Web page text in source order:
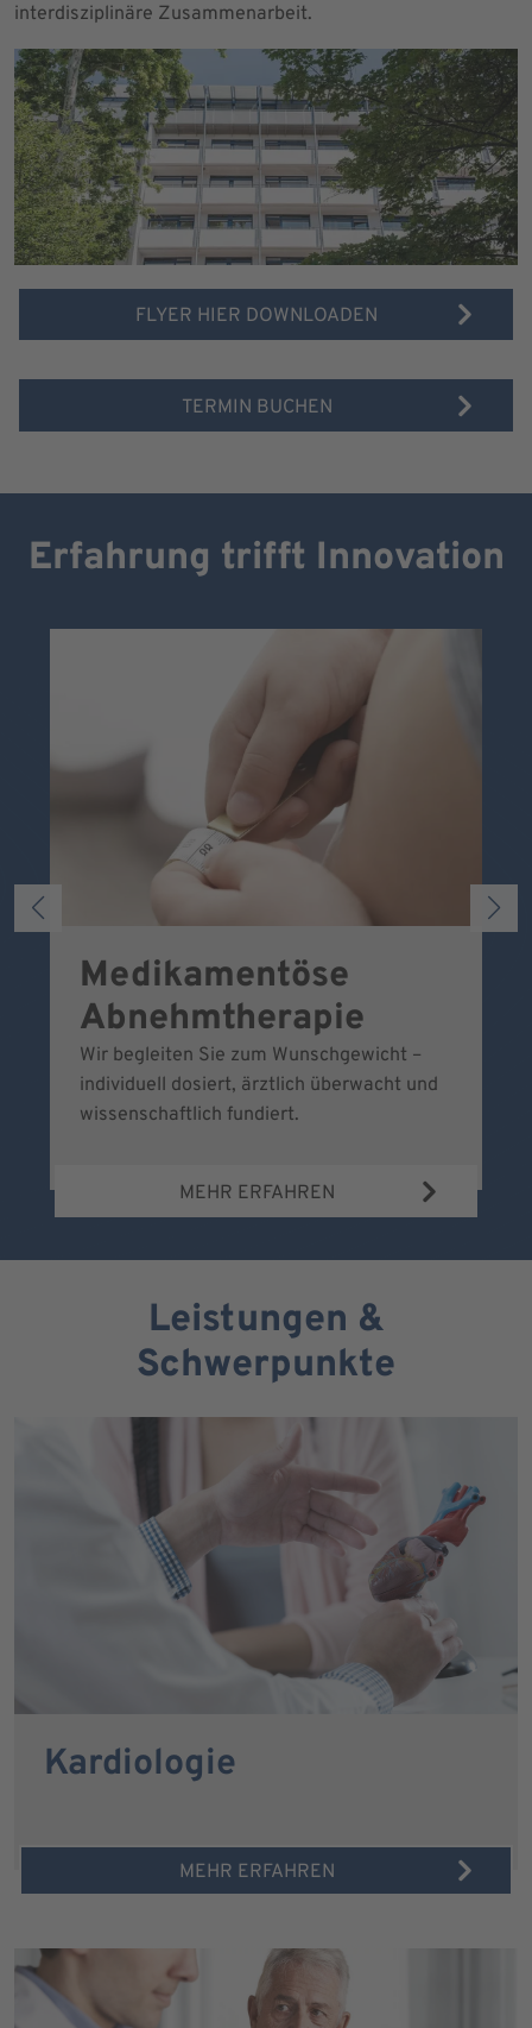
interdisziplinäre Zusammenarbeit.
FLYER HIER DOWNLOADEN
TERMIN BUCHEN
Erfahrung trifft Innovation
Medikamentöse
Abnehmtherapie
Wir begleiten Sie zum Wunschgewicht –
individuell dosiert, ärztlich überwacht und
wissenschaftlich fundiert.
MEHR ERFAHREN
Leistungen &
Schwerpunkte
Kardiologie
MEHR ERFAHREN